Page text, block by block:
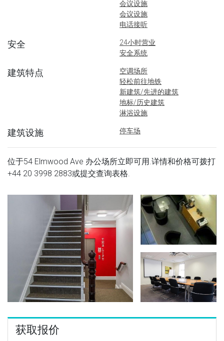
会议设施
会议设施
电话接听
安全
24小时营业
安全系统
建筑特点
空调场所
轻松前往地铁
新建筑/先进的建筑
地标/历史建筑
淋浴设施
建筑设施 停车场
位于54 Elmwood Ave 办公场所立即可用.详情和价格可拨打
+44 20 3998 2883或提交查询表格.
获取报价